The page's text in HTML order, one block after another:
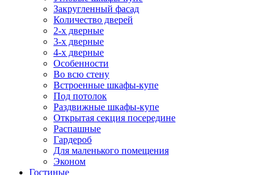
Закругленный фасад
Количество дверей
2-х дверные
3-х дверные
4-х дверные
Особенности
Во всю стену
Встроенные шкафы-купе
Под потолок
Раздвижные шкафы-купе
Открытая секция посередине
Распашные
Гардероб
Для маленького помещения
Эконом
Гостиные